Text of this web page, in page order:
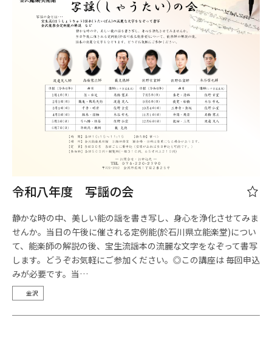
令和八年度 写謡の会
静かな時の中、美しい能の謡を書き写し、身心を浄化させてみま
せんか。当日の午後に催される定例能(於石川県立能楽堂)につい
て、能楽師の解説の後、宝生流謡本の流麗な文字をなぞって書写
します。どうぞお気軽にご参加ください。◎この講座は 毎回申込
みが必要です。当…
金沢